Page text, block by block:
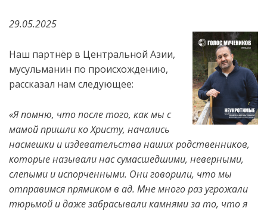
29.05.2025
Наш партнёр в Центральной Азии,
мусульманин по происхождению,
рассказал нам следующее:
«Я помню, что после того, как мы с
мамой пришли ко Христу, начались
насмешки и издевательства наших родственников,
которые называли нас сумасшедшими, неверными,
слепыми и испорченными. Они говорили, что мы
отправимся прямиком в ад. Мне много раз угрожали
тюрьмой и даже забрасывали камнями за то, что я